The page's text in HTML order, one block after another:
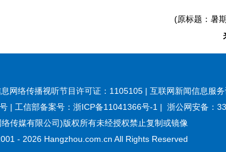
(原标题：暑
网络传播视听节目许可证：1105105 | 互联网新闻信息服
| 工信部备案号：浙ICP备11041366号-1 | 浙公网安备：
传媒有限公司)版权所有未经授权禁止复制或镜像
- 2026 Hangzhou.com.cn All Rights Reserved